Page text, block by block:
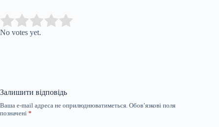
Rate this item:
No votes yet.
Залишити відповідь
Ваша e-mail адреса не оприлюднюватиметься. Обов’язкові поля
позначені *